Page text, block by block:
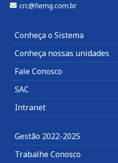
crc@fiemg.com.br
Conheça o Sistema
Conheça nossas unidades
Fale Conosco
SAC
Intranet
Gestão 2022-2025
Trabalhe Conosco